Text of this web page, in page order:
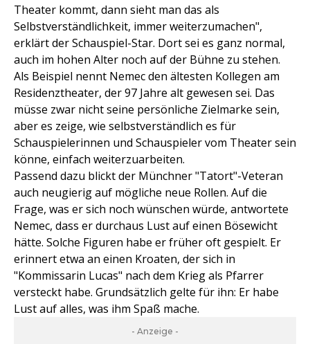
Theater kommt, dann sieht man das als
Selbstverständlichkeit, immer weiterzumachen",
erklärt der Schauspiel-Star. Dort sei es ganz normal,
auch im hohen Alter noch auf der Bühne zu stehen.
Als Beispiel nennt Nemec den ältesten Kollegen am
Residenztheater, der 97 Jahre alt gewesen sei. Das
müsse zwar nicht seine persönliche Zielmarke sein,
aber es zeige, wie selbstverständlich es für
Schauspielerinnen und Schauspieler vom Theater sein
könne, einfach weiterzuarbeiten.
Passend dazu blickt der Münchner "Tatort"-Veteran
auch neugierig auf mögliche neue Rollen. Auf die
Frage, was er sich noch wünschen würde, antwortete
Nemec, dass er durchaus Lust auf einen Bösewicht
hätte. Solche Figuren habe er früher oft gespielt. Er
erinnert etwa an einen Kroaten, der sich in
"Kommissarin Lucas" nach dem Krieg als Pfarrer
versteckt habe. Grundsätzlich gelte für ihn: Er habe
Lust auf alles, was ihm Spaß mache.
- Anzeige -